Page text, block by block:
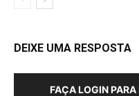
DEIXE UMA RESPOSTA
FAÇA LOGIN